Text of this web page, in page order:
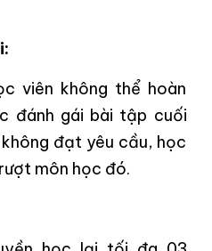
viên không thể hoàn
đánh gái bài tập cuối
đạt yêu cầu, học
môn học đó.